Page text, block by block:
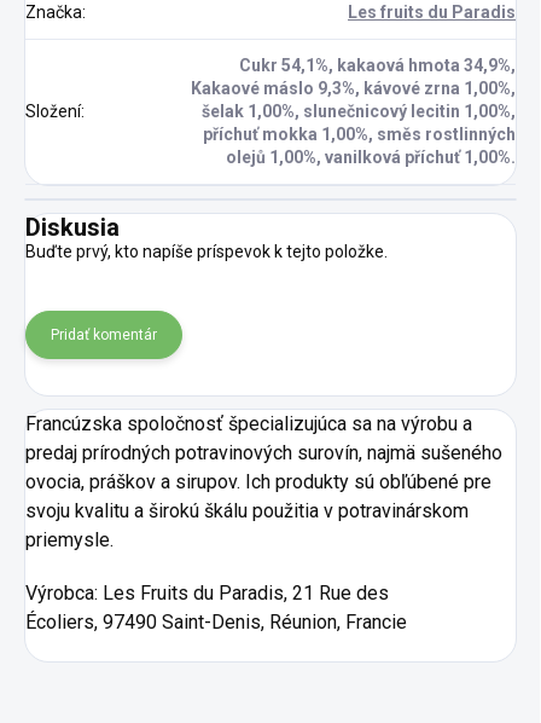
Značka: Les fruits du Paradis
Složení:
Cukr 54,1%, kakaová hmota 34,9%,
Kakaové máslo 9,3%, kávové zrna 1,00%,
šelak 1,00%, slunečnicový lecitin 1,00%,
příchuť mokka 1,00%, směs rostlinných
olejů 1,00%, vanilková příchuť 1,00%.
Diskusia
Buďte prvý, kto napíše príspevok k tejto položke.
Pridať komentár
Francúzska spoločnosť špecializujúca sa na výrobu a
predaj prírodných potravinových surovín, najmä sušeného
ovocia, práškov a sirupov. Ich produkty sú obľúbené pre
svoju kvalitu a širokú škálu použitia v potravinárskom
priemysle.
Výrobca: Les Fruits du Paradis, 21 Rue des
Écoliers, 97490 Saint-Denis, Réunion, Francie